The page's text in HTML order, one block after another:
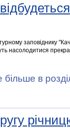
заповіднику
насолодитися
більше в